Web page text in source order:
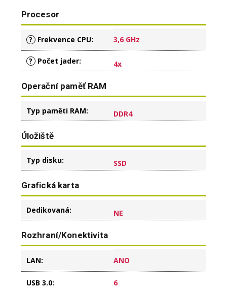
Procesor
? Frekvence CPU: 3,6 GHz
? Počet jader: 4x
Operační paměť RAM
Typ paměti RAM: DDR4
Úložiště
Typ disku: SSD
Grafická karta
Dedikovaná: NE
Rozhraní/Konektivita
LAN: ANO
USB 3.0: 6